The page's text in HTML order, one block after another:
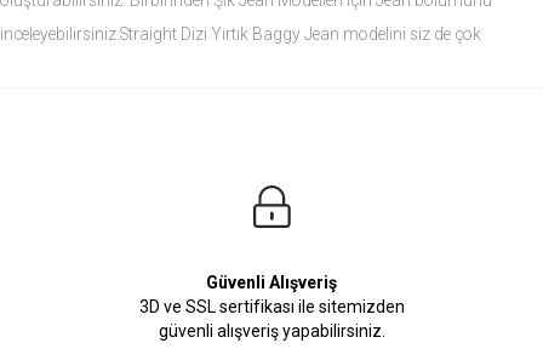
inceleyebilirsiniz.Straight Dizi Yırtık Baggy Jean modelini siz de çok
Güvenli Alışveriş
3D ve SSL sertifikası ile sitemizden
güvenli alışveriş yapabilirsiniz.